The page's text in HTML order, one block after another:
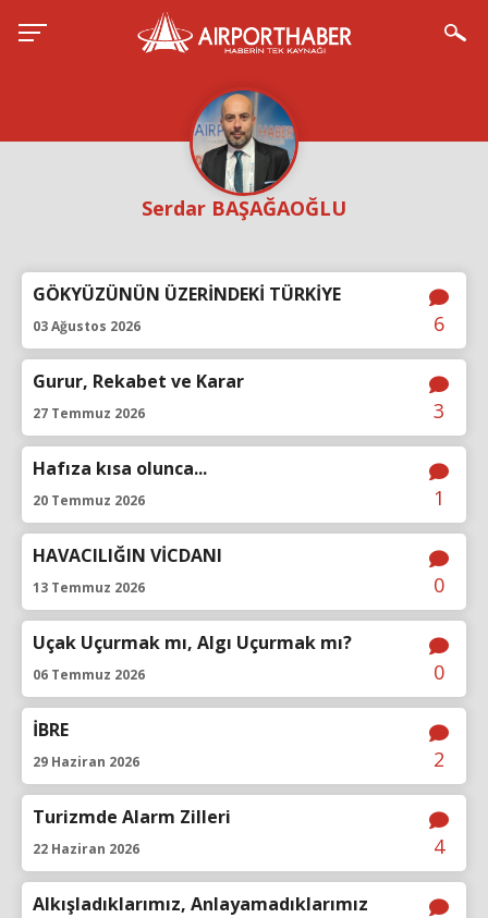
Serdar BAŞAĞAOĞLU
GÖKYÜZÜNÜN ÜZERİNDEKİ TÜRKİYE
03 Ağustos 2026 6
Gurur, Rekabet ve Karar
27 Temmuz 2026 3
Hafıza kısa olunca...
20 Temmuz 2026 1
HAVACILIĞIN VİCDANI
13 Temmuz 2026 0
Uçak Uçurmak mı, Algı Uçurmak mı?
06 Temmuz 2026 0
İBRE
29 Haziran 2026 2
Turizmde Alarm Zilleri
22 Haziran 2026 4
Alkışladıklarımız, Anlayamadıklarımız